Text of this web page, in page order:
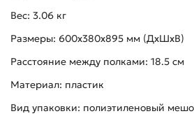
Вес: 3.06 кг
Размеры: 600х380х895 мм (ДхШхВ)
Расстояние между полками: 18.5 см
Материал: пластик
Вид упаковки: полиэтиленовый